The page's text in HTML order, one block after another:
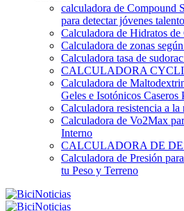
calculadora de Compound
para detectar jóvenes
Calculadora de Hidratos
Calculadora de zonas
Calculadora tasa de
CALCULADORA
Calculadora de
Geles e Isotónicos Caseros
Calculadora resistencia a
Calculadora de Vo2Max
Interno
CALCULADORA DE
Calculadora de Presión
tu Peso y Terreno